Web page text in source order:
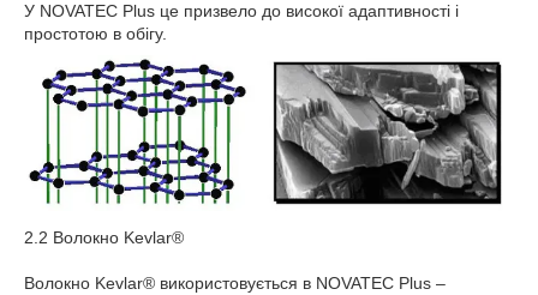
У NOVATEC Plus це призвело до високої адаптивності і
простотою в обігу.
2.2 Волокно Kevlar®
Волокно Kevlar® використовується в NOVATEC Plus –